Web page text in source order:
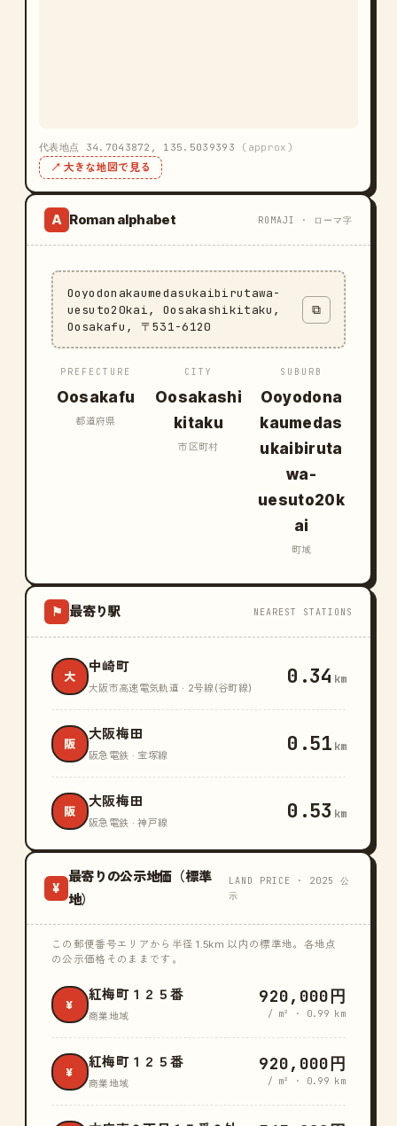
代表地点 34.7043872, 135.5039393 (approx)
↗ 大きな地図で見る
A Roman alphabet ROMAJI · ローマ字
Ooyodonakaumedasukaibirutawa-
uesuto20kai, Oosakashikitaku,
Oosakafu, 〒531-6120
⧉
PREFECTURE
Oosakafu
都道府県
CITY
Oosakashi
kitaku
市区町村
SUBURB
Ooyodona
kaumedas
ukaibiruta
wa-
uesuto20k
ai
町域
⚑ 最寄り駅 NEAREST STATIONS
大
中崎町
大阪市高速電気軌道 · 2号線(谷町線) 0.34 km
阪
大阪梅田
阪急電鉄 · 宝塚線 0.51 km
阪
大阪梅田
阪急電鉄 · 神戸線 0.53 km
¥
最寄りの公示地価（標準
地）
LAND PRICE · 2025 公
示
この郵便番号エリアから半径 1.5km 以内の標準地。各地点
の公示価格そのままです。
¥
紅梅町１２５番
商業地域
920,000円
/ m² · 0.99 km
¥
紅梅町１２５番
商業地域
920,000円
/ m² · 0.99 km